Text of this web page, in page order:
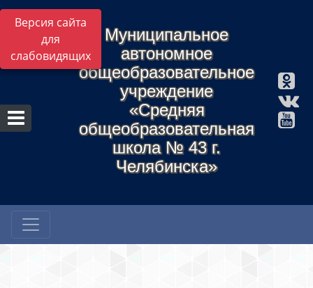
Версия сайта
для
слабовидящих
Муниципальное
автономное
общеобразовательное
учреждение
«Средняя
общеобразовательная
школа № 43 г.
Челябинска»